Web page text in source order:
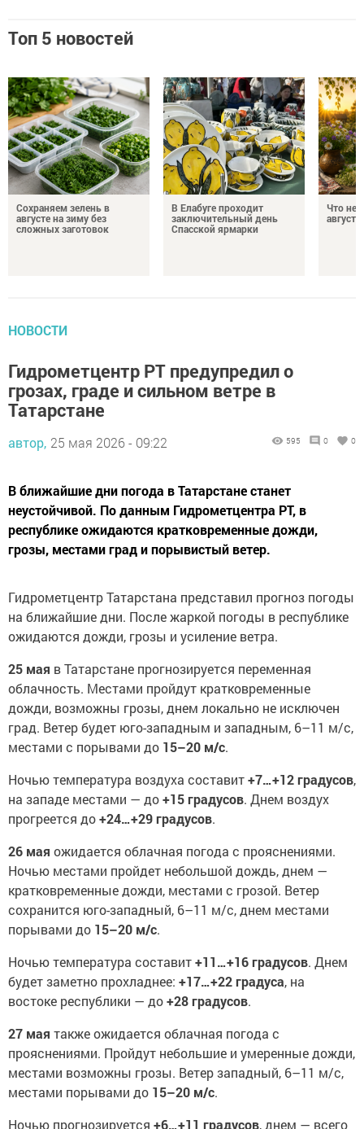
Топ 5 новостей
Сохраняем зелень в
августе на зиму без
сложных заготовок
В Елабуге проходит
заключительный день
Спасской ярмарки
Что
НОВОСТИ
Гидрометцентр РТ предупредил о
грозах, граде и сильном ветре в
Татарстане
автор, 25 мая 2026 - 09:22 595 0 0
В ближайшие дни погода в Татарстане станет
неустойчивой. По данным Гидрометцентра РТ, в
республике ожидаются кратковременные дожди,
грозы, местами град и порывистый ветер.
Гидрометцентр Татарстана представил прогноз погоды
на ближайшие дни. После жаркой погоды в республике
ожидаются дожди, грозы и усиление ветра.
25 мая в Татарстане прогнозируется переменная
облачность. Местами пройдут кратковременные
дожди, возможны грозы, днем локально не исключен
град. Ветер будет юго-западным и западным, 6–11 м/с,
местами с порывами до 15–20 м/с.
Ночью температура воздуха составит+7…+12 градусов,
на западе местами — до+15 градусов. Днем воздух
прогреется до+24…+29 градусов.
26 мая ожидается облачная погода с прояснениями.
Ночью местами пройдет небольшой дождь, днем —
кратковременные дожди, местами с грозой. Ветер
сохранится юго-западный, 6–11 м/с, днем местами
порывами до 15–20 м/с.
Ночью температура составит+11…+16 градусов. Днем
будет заметно прохладнее: +17…+22 градуса, на
востоке республики — до+28 градусов.
27 мая также ожидается облачная погода с
прояснениями. Пройдут небольшие и умеренные дожди,
местами возможны грозы. Ветер западный, 6–11 м/с,
местами порывами до 15–20 м/с.
Ночью прогнозируется +6…+11 градусов, днем — всего